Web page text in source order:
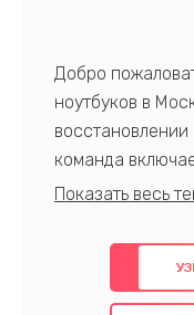
Добро
ноутбуков в
команда
предлагаем
также